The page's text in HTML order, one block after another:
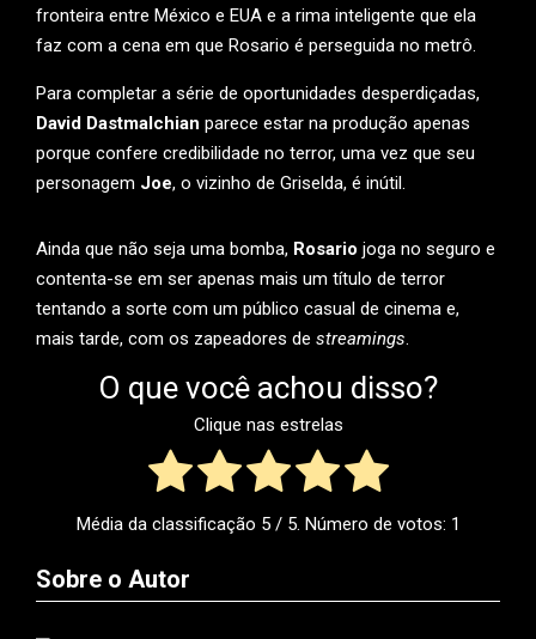
fronteira entre México e EUA e a rima inteligente que ela
faz com a cena em que Rosario é perseguida no metrô.
Para completar a série de oportunidades desperdiçadas,
David Dastmalchian parece estar na produção apenas
porque confere credibilidade no terror, uma vez que seu
personagem Joe, o vizinho de Griselda, é inútil.
Ainda que não seja uma bomba, Rosario joga no seguro e
contenta-se em ser apenas mais um título de terror
tentando a sorte com um público casual de cinema e,
mais tarde, com os zapeadores de streamings.
O que você achou disso?
Clique nas estrelas
Média da classificação 5/ 5. Número de votos: 1
Sobre o Autor